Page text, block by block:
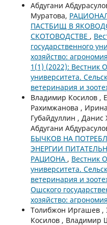
Абдугани
Муратова,
ПАСТБИЩ В
СКОТОВОДСТВЕ ,
государственного
хозяйство:
1(1) (2022): Вестник
университета.
ветеринария и
Владимир Косилов ,
Рахимжанова ,
Губайдуллин ,
Абдугани
БЫЧКОВ НА
ЭНЕРГИИ
РАЦИОНА , Вестник
университета.
ветеринария и
Ошского
хозяйство:
Толибжон Иргашев
Косилов , Владимир